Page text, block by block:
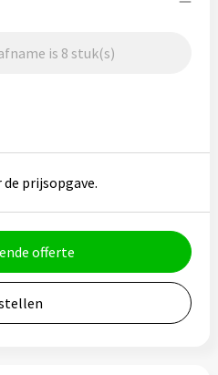
is 8 stuk(s)
prijsopgave.
offerte